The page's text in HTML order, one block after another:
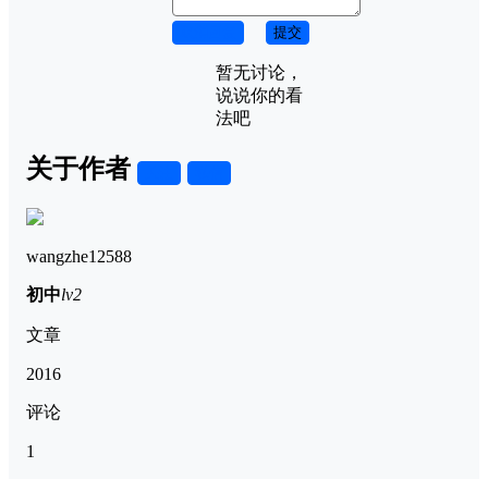
提交
暂无讨论，
说说你的看
法吧
关于作者
wangzhe12588
初中lv2
文章
2016
评论
1